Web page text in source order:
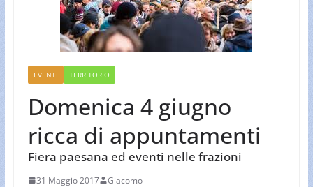
EVENTI TERRITORIO
Domenica 4 giugno
ricca di appuntamenti
Fiera paesana ed eventi nelle frazioni
31 Maggio 2017 Giacomo